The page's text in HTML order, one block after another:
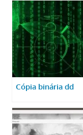
Cópia binária dd